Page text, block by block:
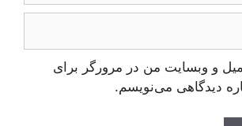
و وبسایت من در مرورگر برای
دیدگاهی می‌نویسم.